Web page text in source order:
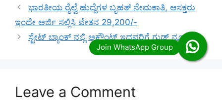
ಭಾರತೀಯ ರೈಲ್ವೆ ಹುದ್ದೆಗಳ ಬೃಹತ್ ನೇಮಕಾತಿ, ಆಸಕ್ತರು
ಇಂದೇ ಅರ್ಜಿ ಸಲ್ಲಿಸಿ ವೇತನ 29,200/-
ಸ್ಟೇಟ್ ಬ್ಯಾಂಕ್ ನಲ್ಲಿ ಅಕೌಂಟ್ ಇದ್ದವರಿಗೆ ಗುಡ್ ನ್ಯೂಸ್.!
Leave a Comment